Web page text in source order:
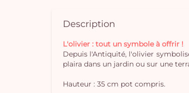
Description
L'olivier : tout un symbole à offrir !
Depuis l'Antiquité, l'olivier
plaira dans un jardin ou sur une
Hauteur : 35 cm pot compris.